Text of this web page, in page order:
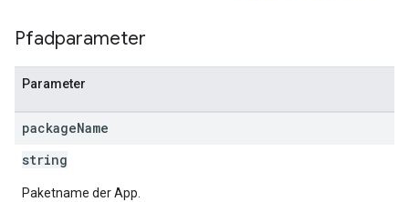
Pfadparameter
Parameter
packageName
string
Paketname der App.